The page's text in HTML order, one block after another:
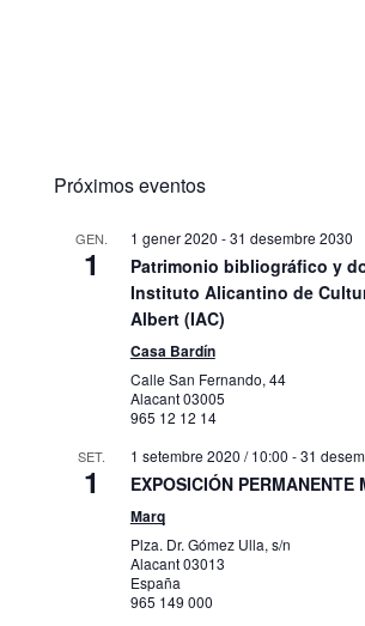
Próximos eventos
GEN.
1
1 gener 2020 -31 desembre 2030
Patrimonio bibliográfico y
Instituto Alicantino de
Albert (IAC)
Casa Bardín
Calle San Fernando, 44
Alacant03005
965 12 12 14
SET.
1
1 setembre 2020 / 10:00 -31
EXPOSICIÓN PERMANENTE
Marq
Plza. Dr. Gómez Ulla, s/n
Alacant03013
España
965 149 000